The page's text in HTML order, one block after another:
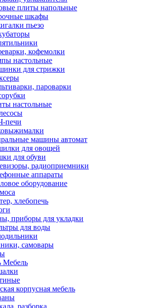
плиты напольные
шкафы
пьезо
кофемолки
настольные
для стрижки
пароварки
настольные
печи
машины автомат
для овощей
для обуви
радиоприемники
аппараты
оборудование
хлебопечь
приборы для укладки
для воды
самовары
Мебель
корпусная мебель
разборка